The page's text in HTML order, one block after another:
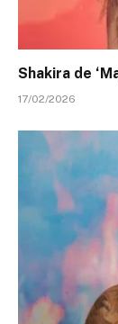
Shakira de
17/02/2026